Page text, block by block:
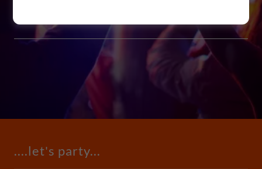
....let's party...